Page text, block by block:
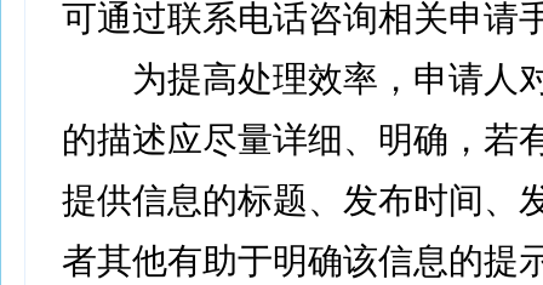
可通过联系电话咨询相关申请
为提高处理效率，申请人
的描述应尽量详细、明确，若
提供信息的标题、发布时间、
者其他有助于明确该信息的提